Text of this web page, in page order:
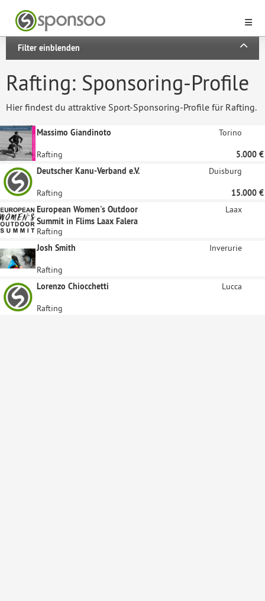
Filter einblenden
Rafting: Sponsoring-Profile
Hier findest du attraktive Sport-Sponsoring-Profile für Rafting.
Massimo Giandinoto Torino
Rafting
5.000 €
Deutscher Kanu-Verband e.V.
Duisburg
Rafting
15.000 €
European Women's Outdoor
Summit in Flims Laax Falera
Laax
Rafting
Josh Smith
Inverurie
Rafting
Lorenzo Chiocchetti
Lucca
Rafting